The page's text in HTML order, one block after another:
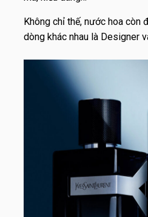
Không chỉ thế, nước hoa còn
dòng khác nhau là Designer